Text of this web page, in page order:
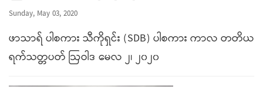
Sunday, May 03, 2020
ဖာသာရ် ပါစကား သီကိုရှင်း (SDB) ပါစကား ကာလ တတိယ
ရက်သတ္တပတ် ဩဝါဒ မေလ ၂၊ ၂၀၂၀